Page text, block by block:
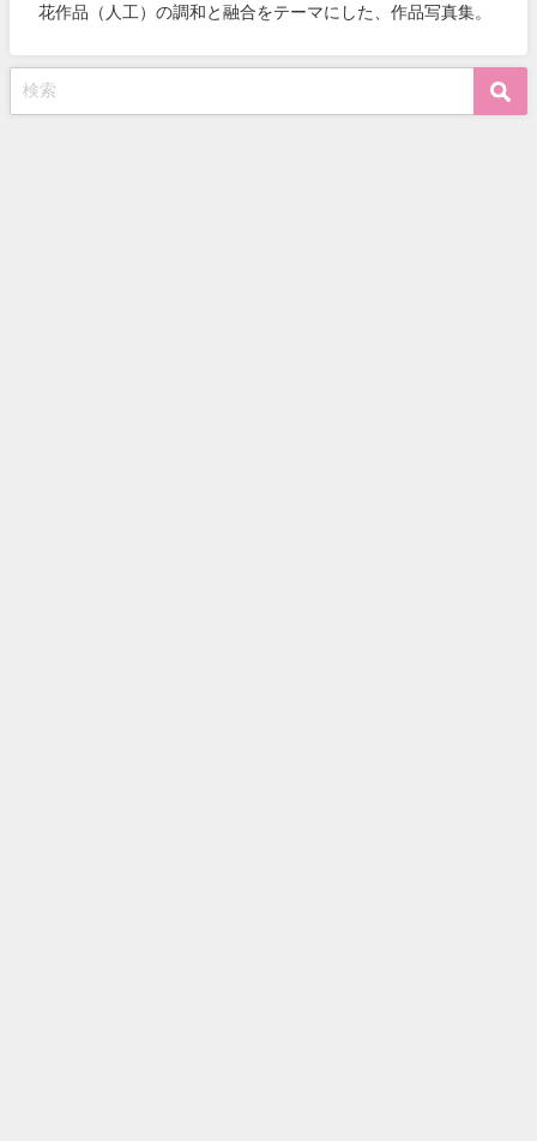
花作品（人工）の調和と融合をテーマにした、作品写真集。